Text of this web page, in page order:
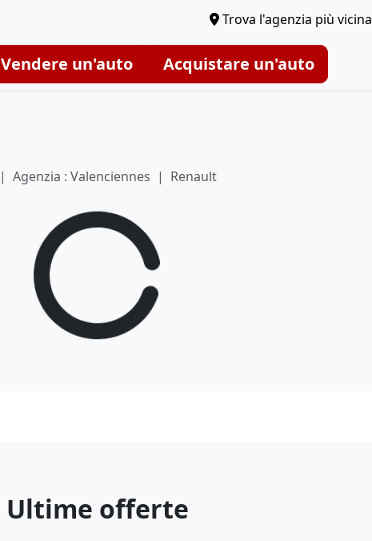
Trova l'agenzia più vicina
Vendere un'auto Acquistare un'auto
Agenzia : Valenciennes Renault
Ultime offerte